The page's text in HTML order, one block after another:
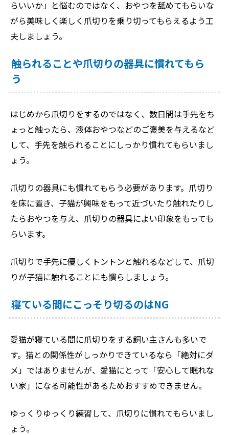
らいいか」と悩むのではなく、おやつを舐めてもらいな
がら美味しく楽しく爪切りを乗り切ってもらえるよう工
夫しましょう。
触られることや爪切りの器具に慣れてもら
う
はじめから爪切りをするのではなく、数日間は手先をち
ょっと触ったら、液体おやつなどのご褒美を与えるなど
して、手先を触られることにしっかり慣れてもらいまし
ょう。
爪切りの器具にも慣れてもらう必要があります。爪切り
を床に置き、子猫が興味をもって近づいたり触れたりし
たらおやつを与え、爪切りの器具によい印象をもっても
らいます。
爪切りで手先に優しくトントンと触れるなどして、爪切
りが子猫に触れることにも慣らしましょう。
寝ている間にこっそり切るのはNG
愛猫が寝ている間に爪切りをする飼い主さんも多いで
す。猫との関係性がしっかりできているなら「絶対にダ
メ」ではありませんが、愛猫にとって「安心して眠れな
い家」になる可能性があるためおすすめできません。
ゆっくりゆっくり練習して、爪切りに慣れてもらいまし
ょう。